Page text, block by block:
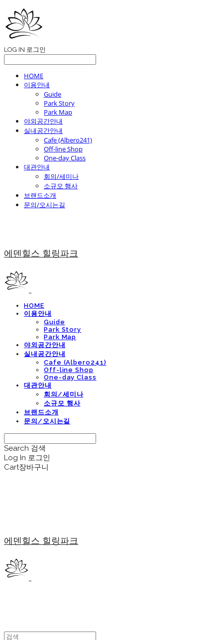
LOG IN 로그인
HOME
이용안내
Guide
Park Story
Park Map
야외공간안내
실내공간안내
Cafe (Albero241)
Off-line Shop
One-day Class
대관안내
회의/세미나
소규모 행사
브랜드소개
문의/오시는길
에덴힐스 힐링파크
HOME
이용안내
Guide
Park Story
Park Map
야외공간안내
실내공간안내
Cafe (Albero241)
Off-line Shop
One-day Class
대관안내
회의/세미나
소규모 행사
브랜드소개
문의/오시는길
Search 검색
Log In 로그인
Cart장바구니
에덴힐스 힐링파크